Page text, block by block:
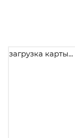
загрузка карты...